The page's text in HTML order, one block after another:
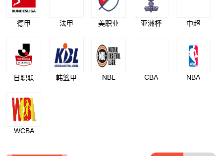
德甲 法甲 美职业 亚洲杯 中超
日职联 韩篮甲 NBL CBA NBA
WCBA